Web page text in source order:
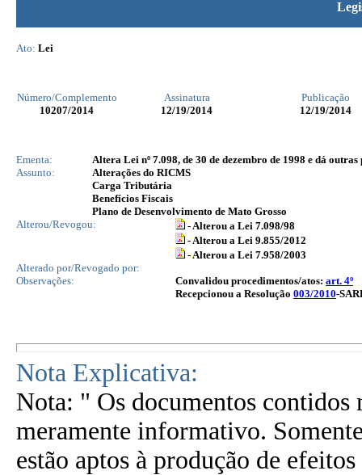
Ato: Lei
Número/Complemento Assinatura
Publicação
10207/2014 12/19/2014 12/19/2014
Ementa:
Altera Lei nº 7.098, de 30 de dezembro de 1998 e dá
Assunto:
Alterações do RICMS
Carga Tributária
Benefícios Fiscais
Plano de Desenvolvimento de Mato Grosso
Alterou/Revogou:
- Alterou a Lei 7.098/98
- Alterou a Lei 9.855/2012
- Alterou a Lei 7.958/2003
Alterado por/Revogado por:
Observações:
Convalidou procedimentos/atos: art. 4º
Recepcionou a Resolução 003/2010-
Nota Explicativa:
Nota: " Os documentos contidos
meramente informativo.
estão aptos à produção de